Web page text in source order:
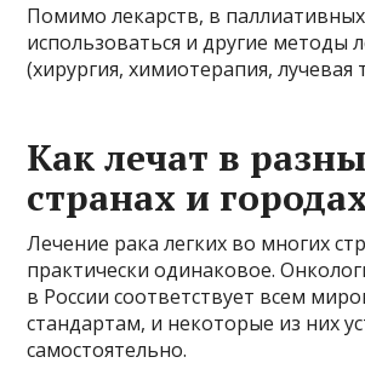
Помимо лекарств, в
использоваться и другие методы
(хирургия, химиотерапия, лучевая
Как лечат в
странах и
Лечение рака легких во многих
практически одинаковое.
в России соответствует всем
стандартам, и некоторые из них
самостоятельно.